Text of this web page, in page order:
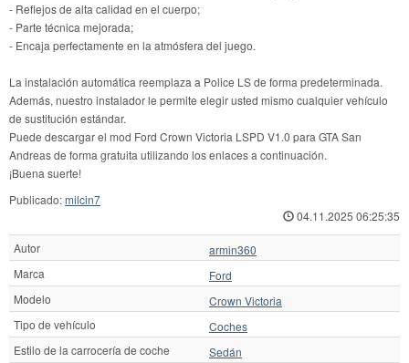
- Reflejos de alta calidad en el cuerpo;
- Parte técnica mejorada;
- Encaja perfectamente en la atmósfera del juego.
La instalación automática reemplaza a Police LS de forma predeterminada.
Además, nuestro instalador le permite elegir usted mismo cualquier vehículo
de sustitución estándar.
Puede descargar el mod Ford Crown Victoria LSPD V1.0 para GTA San
Andreas de forma gratuita utilizando los enlaces a continuación.
¡Buena suerte!
Publicado:milcin7
04.11.2025 06:25:35
Autor
armin360
Marca
Ford
Modelo
Crown Victoria
Tipo de vehículo
Coches
Estilo de la carrocería de coche
Sedán